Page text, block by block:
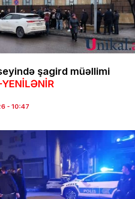
şagird müəllimi
- 10:47